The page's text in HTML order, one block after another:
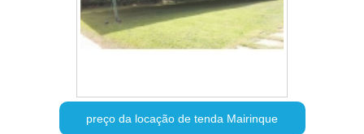
preço da locação de tenda Mairinque